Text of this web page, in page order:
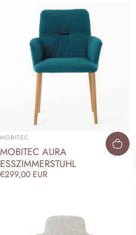
ANBIETER:
MOBITEC
MOBITEC AURA
ESSZIMMERSTUHL
€299,00 EUR